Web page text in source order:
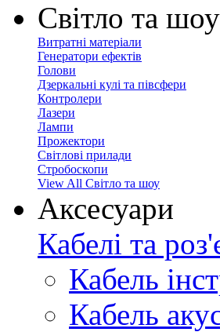
Світло та шоу
Витратні матеріали
Генератори ефектів
Голови
Дзеркальні кулі та півсфери
Контролери
Лазери
Лампи
Прожектори
Світлові прилади
Стробоскопи
View All Світло та шоу
Аксесуари
Кабелі та
Кабель
Кабель